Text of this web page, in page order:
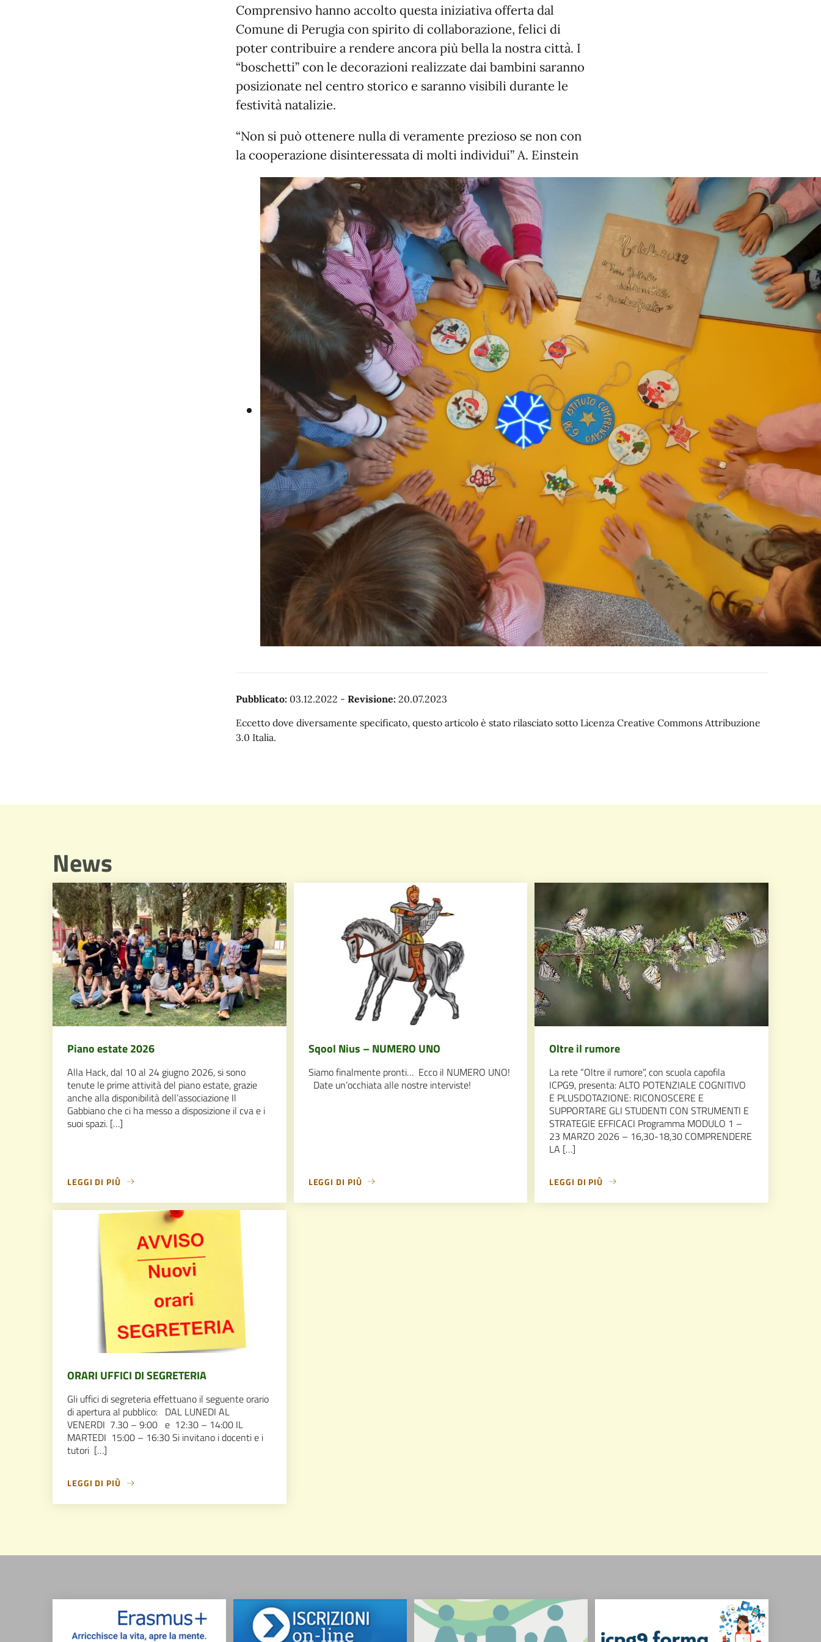
Comprensivo hanno accolto questa iniziativa offerta dal
Comune di Perugia con spirito di collaborazione, felici di
poter contribuire a rendere ancora più bella la nostra città. I
“boschetti” con le decorazioni realizzate dai bambini saranno
posizionate nel centro storico e saranno visibili durante le
festività natalizie.
“Non si può ottenere nulla di veramente prezioso se non con
la cooperazione disinteressata di molti individui” A. Einstein
Pubblicato: 03.12.2022 - Revisione: 20.07.2023
Eccetto dove diversamente specificato, questo articolo è stato rilasciato sotto Licenza Creative Commons Attribuzione
3.0 Italia.
News
Piano estate 2026
Alla Hack, dal 10 al 24 giugno 2026, si sono
tenute le prime attività del piano estate, grazie
anche alla disponibilità dell’associazione Il
Gabbiano che ci ha messo a disposizione il cva e i
suoi spazi. […]
LEGGI DI PIÙ
Sqool Nius – NUMERO UNO
Siamo finalmente pronti… Ecco il NUMERO UNO!
Date un’occhiata alle nostre interviste!
LEGGI DI PIÙ
Oltre il rumore
La rete “Oltre il rumore”, con scuola capofila
ICPG9, presenta: ALTO POTENZIALE COGNITIVO
E PLUSDOTAZIONE: RICONOSCERE E
SUPPORTARE GLI STUDENTI CON STRUMENTI E
STRATEGIE EFFICACI Programma MODULO 1 –
23 MARZO 2026 – 16,30-18,30 COMPRENDERE
LA […]
LEGGI DI PIÙ
ORARI UFFICI DI SEGRETERIA
Gli uffici di segreteria effettuano il seguente orario
di apertura al pubblico: DAL LUNEDI AL
VENERDI 7.30 – 9:00 e 12:30 – 14:00 IL
MARTEDI 15:00 – 16:30 Si invitano i docenti e i
tutori […]
LEGGI DI PIÙ